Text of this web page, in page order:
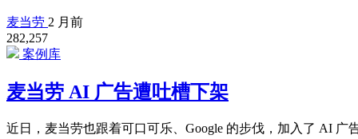
麦当劳 2 月前
282,257
案例库
麦当劳 AI 广告遭吐槽下架
近日，麦当劳也跟着可口可乐、Google 的步伐，加入了 AI